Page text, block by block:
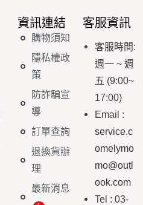
資訊連結
購物須知
隱私權政
策
防詐騙宣
導
訂單查詢
退換貨辦
理
最新消息
客服資訊
客服時間:
週一 ~ 週
五 (9:00~
17:00)
Email :
service.c
omelymo
mo@outl
ook.com
Tel : 03-